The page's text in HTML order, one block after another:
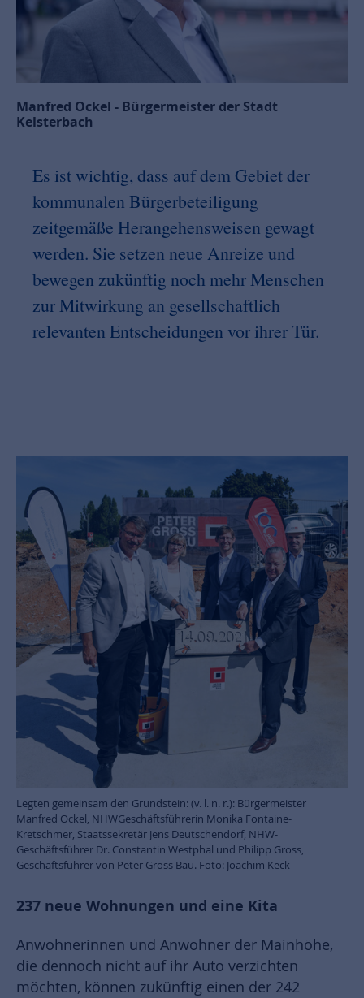
Manfred Ockel - Bürgermeister der Stadt
Kelsterbach
Es ist wichtig, dass auf dem Gebiet der
kommunalen Bürgerbeteiligung
zeitgemäße Herangehensweisen gewagt
werden. Sie setzen neue Anreize und
bewegen zukünftig noch mehr Menschen
zur Mitwirkung an gesellschaftlich
relevanten Entscheidungen vor ihrer Tür.
Legten gemeinsam den Grundstein: (v. l. n. r.): Bürgermeister
Manfred Ockel, NHWGeschäftsführerin Monika Fontaine-
Kretschmer, Staatssekretär Jens Deutschendorf, NHW-
Geschäftsführer Dr. Constantin Westphal und Philipp Gross,
Geschäftsführer von Peter Gross Bau. Foto: Joachim Keck
237 neue Wohnungen und eine Kita
Anwohnerinnen und Anwohner der Mainhöhe,
die dennoch nicht auf ihr Auto verzichten
möchten, können zukünftig einen der 242